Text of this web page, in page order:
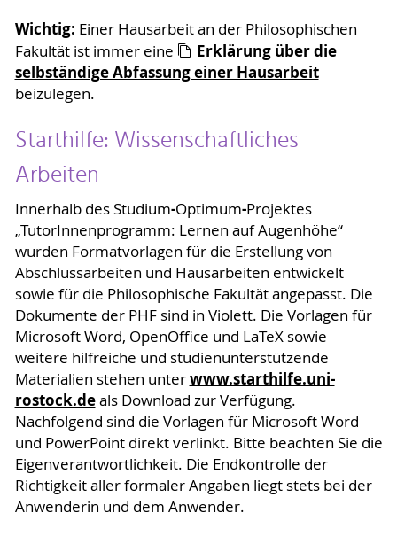
Wichtig: Einer Hausarbeit an der Philosophischen
Fakultät ist immer eine
Erklärung über die
selbständige Abfassung einer Hausarbeit
beizulegen.
Starthilfe: Wissenschaftliches
Arbeiten
Innerhalb des Studium-Optimum-Projektes
„TutorInnenprogramm: Lernen auf Augenhöhe“
wurden Formatvorlagen für die Erstellung von
Abschlussarbeiten und Hausarbeiten entwickelt
sowie für die Philosophische Fakultät angepasst. Die
Dokumente der PHF sind in Violett. Die Vorlagen für
Microsoft Word, OpenOffice und LaTeX sowie
weitere hilfreiche und studienunterstützende
Materialien stehen unterwww.starthilfe.uni-
rostock.deals Download zur Verfügung.
Nachfolgend sind die Vorlagen für Microsoft Word
und PowerPoint direkt verlinkt. Bitte beachten Sie die
Eigenverantwortlichkeit. Die Endkontrolle der
Richtigkeit aller formaler Angaben liegt stets bei der
Anwenderin und dem Anwender.